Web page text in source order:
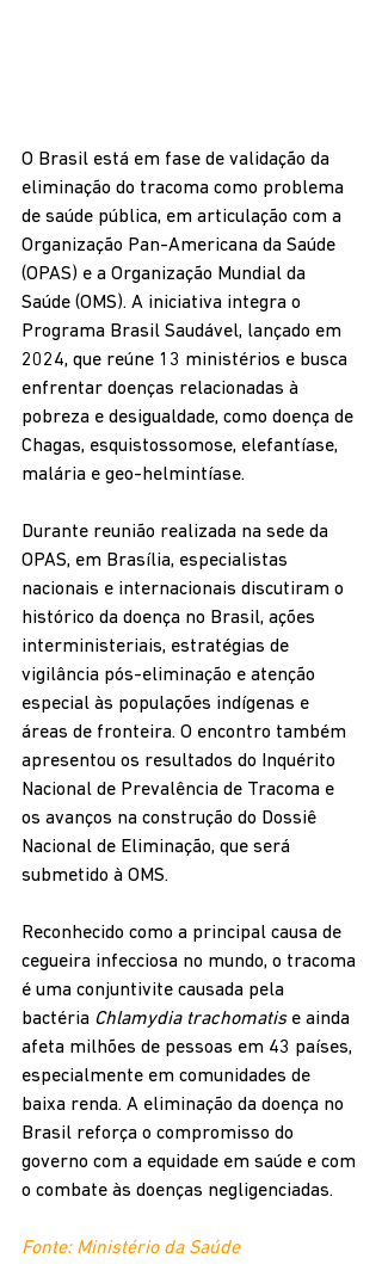
O Brasil está em fase de validação da
eliminação do tracoma como problema
de saúde pública, em articulação com a
Organização Pan-Americana da Saúde
(OPAS) e a Organização Mundial da
Saúde (OMS). A iniciativa integra o
Programa Brasil Saudável, lançado em
2024, que reúne 13 ministérios e busca
enfrentar doenças relacionadas à
pobreza e desigualdade, como doença de
Chagas, esquistossomose, elefantíase,
malária e geo-helmintíase.
Durante reunião realizada na sede da
OPAS, em Brasília, especialistas
nacionais e internacionais discutiram o
histórico da doença no Brasil, ações
interministeriais, estratégias de
vigilância pós-eliminação e atenção
especial às populações indígenas e
áreas de fronteira. O encontro também
apresentou os resultados do Inquérito
Nacional de Prevalência de Tracoma e
os avanços na construção do Dossiê
Nacional de Eliminação, que será
submetido à OMS.
Reconhecido como a principal causa de
cegueira infecciosa no mundo, o tracoma
é uma conjuntivite causada pela
bactéria Chlamydia trachomatis e ainda
afeta milhões de pessoas em 43 países,
especialmente em comunidades de
baixa renda. A eliminação da doença no
Brasil reforça o compromisso do
governo com a equidade em saúde e com
o combate às doenças negligenciadas.
Fonte: Ministério da Saúde